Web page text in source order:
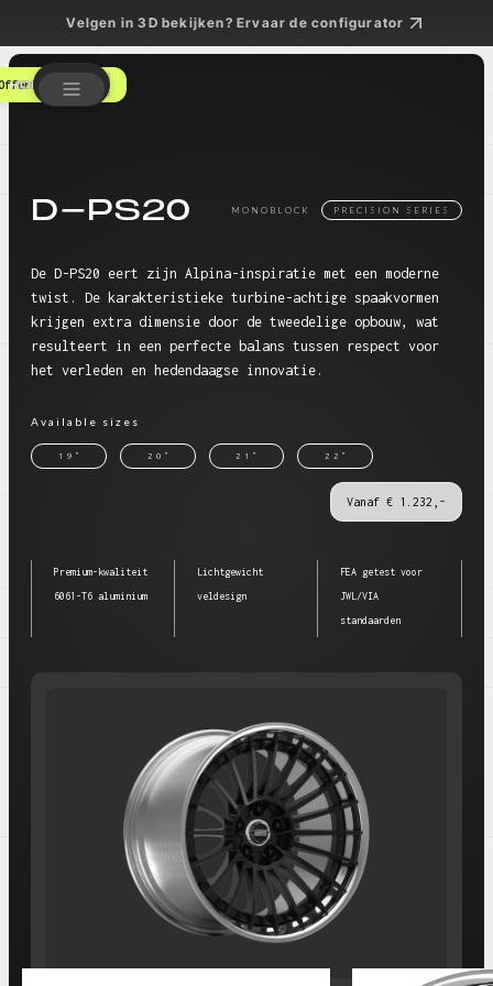
Velgen in 3D bekijken? Ervaar de configurator
aanvragen
D-PS20 MONOBLOCK PRECISION SERIES
De D-PS20 eert zijn Alpina-inspiratie met een moderne
twist. De karakteristieke turbine-achtige spaakvormen
krijgen extra dimensie door de tweedelige opbouw, wat
resulteert in een perfecte balans tussen respect voor
het verleden en hedendaagse innovatie.
Available sizes
19" 20" 21" 22"
Vanaf € 1.232,-
Premium-kwaliteit
6061-T6 aluminium
Lichtgewicht
veldesign
FEA getest voor
JWL/VIA
standaarden